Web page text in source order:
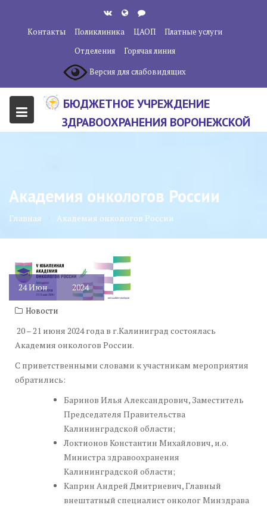
содержанию
Контакты Поликлиника ЦАОП
Платные услуги
Отделения
Горячая линия
Версия для слабовидящих
БЮДЖЕТНОЕ УЧРЕЖДЕНИЕ
ЗДРАВООХРАНЕНИЯ ВОРОНЕЖСКОЙ
ЦЕНТР"
Академия онкологов России
Главная Академия онкологов России
24Июн 2024
Новости
20 – 21 июня 2024 года в г.Калиниград состоялась
Академия онкологов России.
С приветственными словами к участникам мероприятия
обратились:
Баринов Илья Александрович, Заместитель
Председателя Правительства
Калининградской области;
Локтионов Константин Михайлович, и.о.
Министра здравоохранения
Калининградской области;
Каприн Андрей Дмитриевич, Главный
внештатный специалист онколог Минздрава